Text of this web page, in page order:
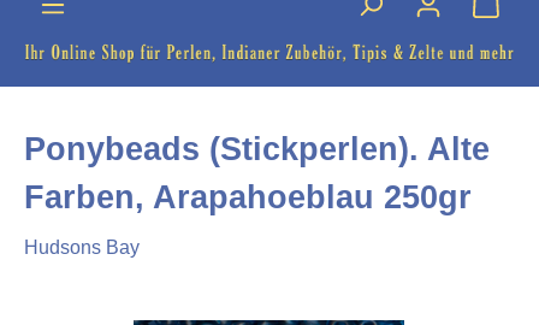
Ponybeads (Stickperlen). Alte
Farben, Arapahoeblau 250gr
Hudsons Bay